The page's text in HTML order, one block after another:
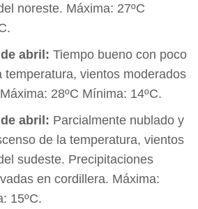
noreste. Máxima: 27ºC
abril: Tiempo bueno con poco
temperatura, vientos moderados
28ºC Mínima: 14ºC.
abril: Parcialmente nublado y
de la temperatura, vientos
sudeste. Precipitaciones
en cordillera. Máxima:
15ºC.